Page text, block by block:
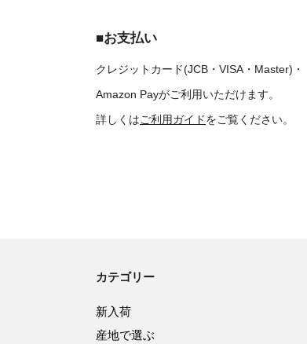
■お支払い
クレジットカード(JCB・VISA・Master)・
Amazon Payがご利用いただけます。
詳しくはご利用ガイドをご覧ください。
カテゴリー
新入荷
産地で選ぶ